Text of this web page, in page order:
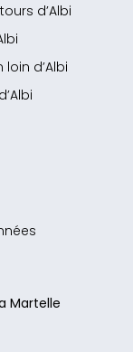
d’Albi
d’Albi
Martelle